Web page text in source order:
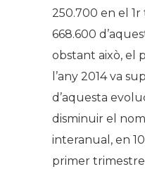
250.700 en el
668.600
obstant això, el
l’any 2014 va
d’aquesta
disminuir el
interanual, en
primer